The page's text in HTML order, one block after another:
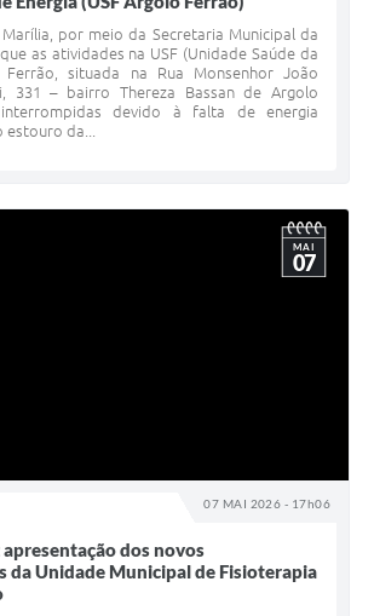
por meio da Secretaria Municipal da
as atividades na USF (Unidade Saúde da
Ferrão, situada na Rua Monsenhor João
331 – bairro Thereza Bassan de Argolo
devido à falta de energia
da...
07 MAI 2026 - 17h06
MAI
07
dos novos
da Unidade Municipal de Fisioterapia